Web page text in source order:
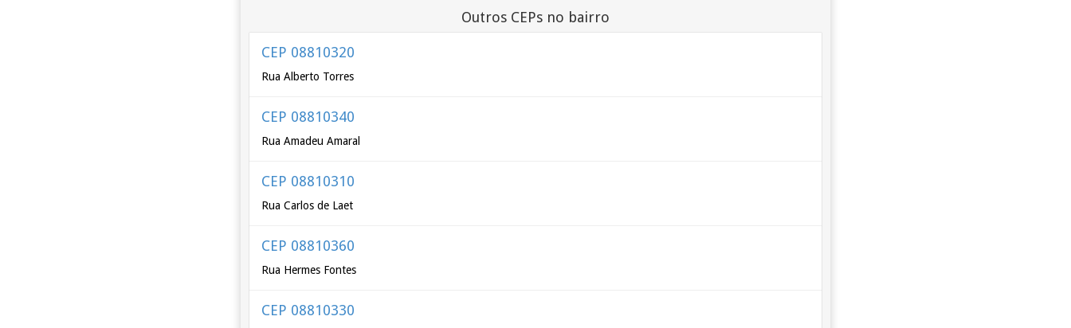
Outros CEPs no bairro
CEP 08810320
Rua Alberto Torres
CEP 08810340
Rua Amadeu Amaral
CEP 08810310
Rua Carlos de Laet
CEP 08810360
Rua Hermes Fontes
CEP 08810330